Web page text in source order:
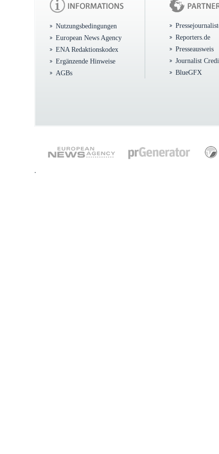
Nutzungsbedingungen
European News Agency
ENA Redaktionskodex
Ergänzende Hinweise
AGBs
Reporters.de
Presseausweis
Journalist
BlueGFX
.